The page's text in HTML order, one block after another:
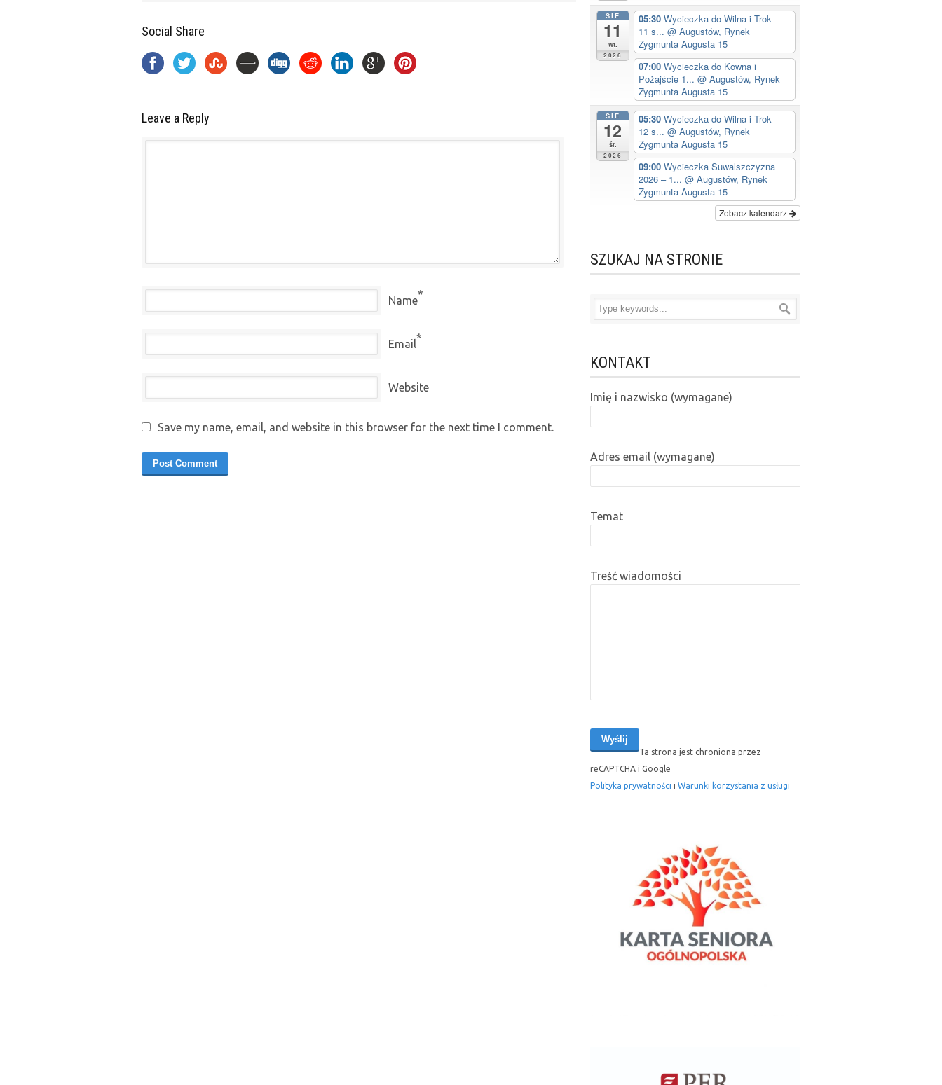
Social Share
Leave a Reply
Name*
Email*
Website
Save my name, email, and website in this browser for the next time I comment.
SIE
11
wt.
2026
05:30 Wycieczka do Wilna i Trok –
11 s... @ Augustów, Rynek
Zygmunta Augusta 15
07:00 Wycieczka do Kowna i
Pożajście 1... @ Augustów, Rynek
Zygmunta Augusta 15
SIE
12
śr.
2026
05:30 Wycieczka do Wilna i Trok –
12 s... @ Augustów, Rynek
Zygmunta Augusta 15
09:00 Wycieczka Suwalszczyzna
2026 – 1... @ Augustów, Rynek
Zygmunta Augusta 15
Zobacz kalendarz
SZUKAJ NA STRONIE
KONTAKT
Imię i nazwisko (wymagane)
Adres email (wymagane)
Temat
Treść wiadomości
Ta strona jest chroniona przez
reCAPTCHA i Google
Polityka prywatności i Warunki korzystania z usługi